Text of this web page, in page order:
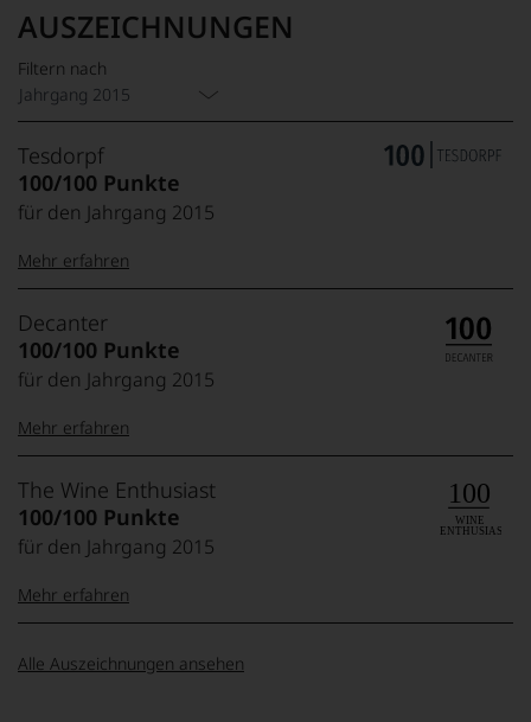
AUSZEICHNUNGEN
Filtern nach
Jahrgang 2015
Tesdorpf
100/100 Punkte
für den Jahrgang 2015
99–100 Punkte:
95–98 Punkte:
85–89 Punkte:
Unter 85 Punkte:
Tesdorpf
Der
Name
Tesdorpf
für
»Fine
Wine«,
für
die
edlen
der
Welt,
kaum
ein
Mehr erfahren
Decanter
100/100 Punkte
für den Jahrgang 2015
100-98 Punkte:
97-95 Punkte:
94-90 Punkte:
Decanter
Der
»Decanter«
ist
wichtigste
britische
und
Mehr erfahren
The Wine Enthusiast
100/100 Punkte
für den Jahrgang 2015
Wine
Mehr erfahren
Alle Auszeichnungen ansehen